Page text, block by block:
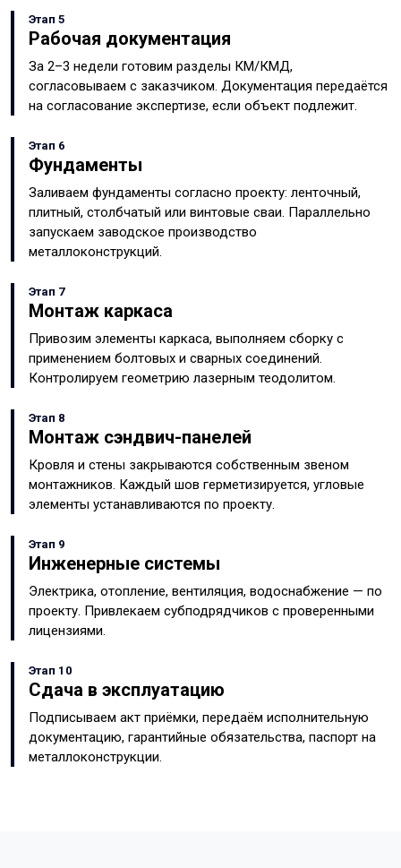
Этап 5
Рабочая документация
За 2–3 недели готовим разделы КМ/КМД,
согласовываем с заказчиком. Документация передаётся
на согласование экспертизе, если объект подлежит.
Этап 6
Фундаменты
Заливаем фундаменты согласно проекту: ленточный,
плитный, столбчатый или винтовые сваи. Параллельно
запускаем заводское производство
металлоконструкций.
Этап 7
Монтаж каркаса
Привозим элементы каркаса, выполняем сборку с
применением болтовых и сварных соединений.
Контролируем геометрию лазерным теодолитом.
Этап 8
Монтаж сэндвич-панелей
Кровля и стены закрываются собственным звеном
монтажников. Каждый шов герметизируется, угловые
элементы устанавливаются по проекту.
Этап 9
Инженерные системы
Электрика, отопление, вентиляция, водоснабжение — по
проекту. Привлекаем субподрядчиков с проверенными
лицензиями.
Этап 10
Сдача в эксплуатацию
Подписываем акт приёмки, передаём исполнительную
документацию, гарантийные обязательства, паспорт на
металлоконструкции.